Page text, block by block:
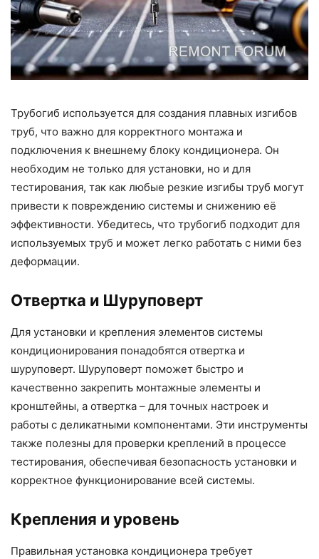
Трубогиб используется для создания плавных изгибов
труб, что важно для корректного монтажа и
подключения к внешнему блоку кондиционера. Он
необходим не только для установки, но и для
тестирования, так как любые резкие изгибы труб могут
привести к повреждению системы и снижению её
эффективности. Убедитесь, что трубогиб подходит для
используемых труб и может легко работать с ними без
деформации.
Отвертка и Шуруповерт
Для установки и крепления элементов системы
кондиционирования понадобятся отвертка и
шуруповерт. Шуруповерт поможет быстро и
качественно закрепить монтажные элементы и
кронштейны, а отвертка – для точных настроек и
работы с деликатными компонентами. Эти инструменты
также полезны для проверки креплений в процессе
тестирования, обеспечивая безопасность установки и
корректное функционирование всей системы.
Крепления и уровень
Правильная установка кондиционера требует